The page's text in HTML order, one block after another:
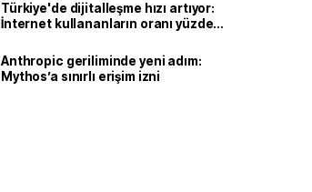
Türkiye'de dijitalleşme hızı artıyor:
İnternet kullananların oranı yüzde
Anthropic geriliminde yeni adım:
Mythos’a sınırlı erişim izni